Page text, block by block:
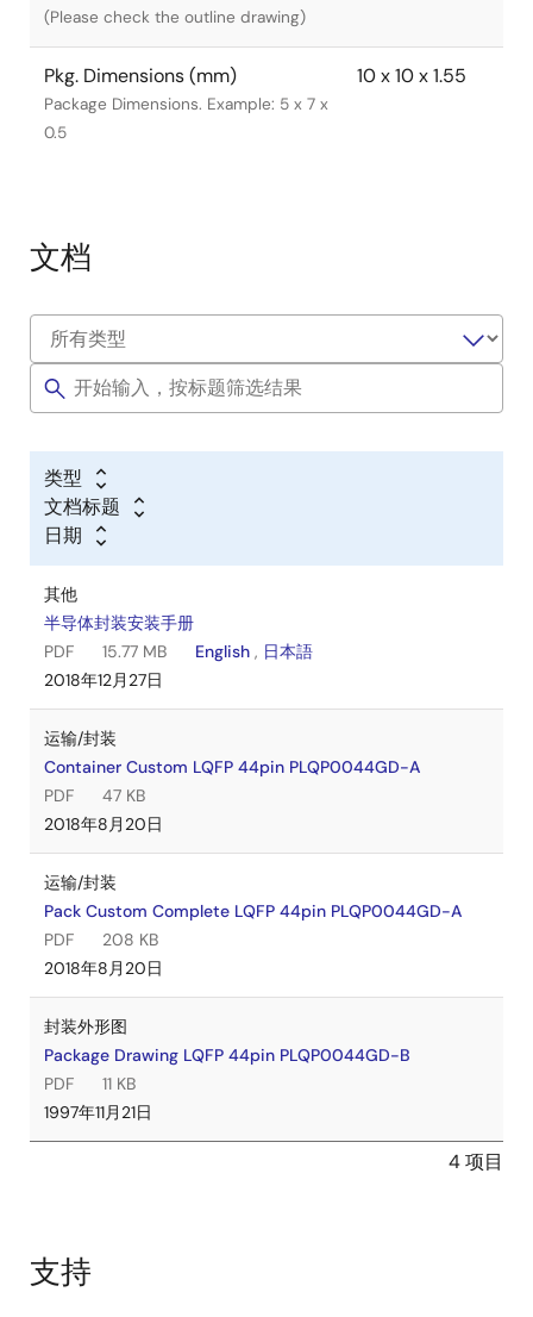
(Please check the outline drawing)
Pkg. Dimensions (mm)
Package Dimensions. Example: 5 x 7 x
0.5
10 x 10 x 1.55
文档
类型
文档标题
日期
其他
半导体封装安装手册
PDF
15.77 MB English , 日本語
2018年12月27日
运输/封装
Container Custom LQFP 44pin PLQP0044GD-A
PDF
47 KB
2018年8月20日
运输/封装
Pack Custom Complete LQFP 44pin PLQP0044GD-A
PDF
208 KB
2018年8月20日
封装外形图
Package Drawing LQFP 44pin PLQP0044GD-B
PDF
11 KB
1997年11月21日
4 项目
支持